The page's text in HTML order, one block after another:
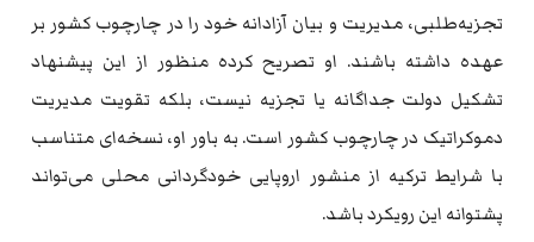
تجزیه‌طلبی، مدیریت و بیان آزادانه خود را در چارچوب کشور بر
عهده داشته باشند. او تصریح کرده منظور از این پیشنهاد
تشکیل دولت جداگانه یا تجزیه نیست، بلکه تقویت مدیریت
دموکراتیک در چارچوب کشور است. به باور او، نسخه‌ای متناسب
با شرایط ترکیه از منشور اروپایی خودگردانی محلی می‌تواند
پشتوانه این رویکرد باشد.